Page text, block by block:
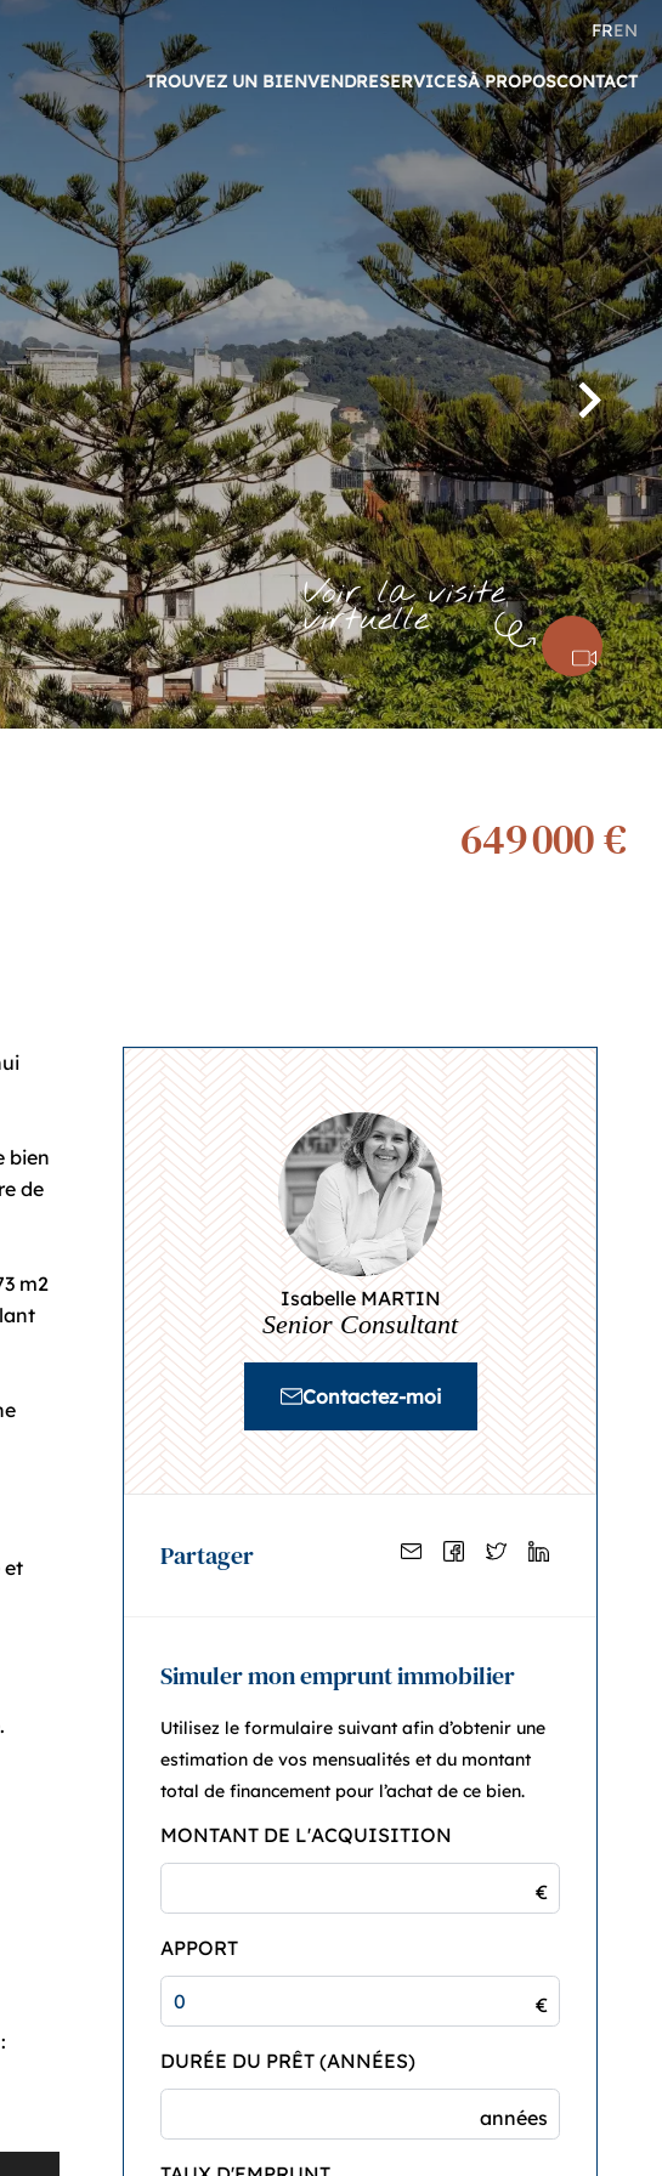
FREN
TROUVEZ UN BIENVENDRESERVICESÀ PROPOSCONTACT
Voir la visite
virtuelle
649 000 €
bien
de
m2
et
Isabelle MARTIN
Senior Consultant
Contactez-moi
Partager
Simuler mon emprunt immobilier
Utilisez le formulaire suivant afin d’obtenir une
estimation de vos mensualités et du montant
total de financement pour l’achat de ce bien.
MONTANT DE L'ACQUISITION
€
APPORT
€
DURÉE DU PRÊT (ANNÉES)
années